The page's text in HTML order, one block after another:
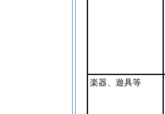
楽器、遊具等